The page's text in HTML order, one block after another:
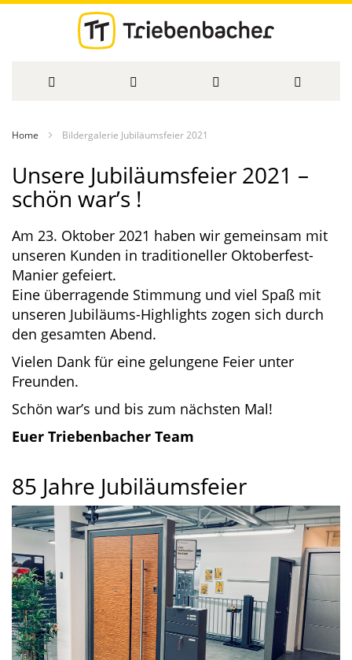
Inhalt
Home Bildergalerie Jubiläumsfeier 2021
Unsere Jubiläumsfeier 2021 –
schön war’s !
Am 23. Oktober 2021 haben wir gemeinsam mit
unseren Kunden in traditioneller Oktoberfest-
Manier gefeiert.
Eine überragende Stimmung und viel Spaß mit
unseren Jubiläums-Highlights zogen sich durch
den gesamten Abend.
Vielen Dank für eine gelungene Feier unter
Freunden.
Schön war’s und bis zum nächsten Mal!
Euer Triebenbacher Team
85 Jahre Jubiläumsfeier